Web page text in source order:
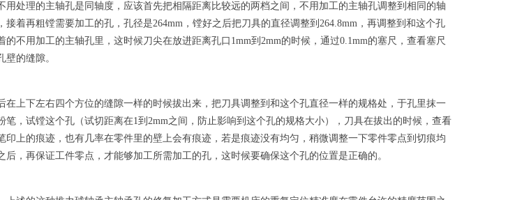
用处理的主轴孔是同轴度，应该首先把相隔距离比较远的两档之间，不用加工的主轴孔调整到相同的轴
接着再粗镗需要加工的孔，孔径是264mm，镗好之后把刀具的直径调整到264.8mm，再调整到和这个孔
的不用加工的主轴孔里，这时候刀尖在放进距离孔口1mm到2mm的时候，通过0.1mm的塞尺，查看塞尺
壁的缝隙。
在上下左右四个方位的缝隙一样的时候拔出来，把刀具调整到和这个孔直径一样的规格处，于孔里抹一
笔，试镗这个孔（试切距离在1到2mm之间，防止影响到这个孔的规格大小），刀具在拔出的时候，查看
印上的痕迹，也有几率在零件里的壁上会有痕迹，若是痕迹没有均匀，稍微调整一下零件零点到切痕均
后，再保证工件零点，才能够加工所需加工的孔，这时候要确保这个孔的位置是正确的。